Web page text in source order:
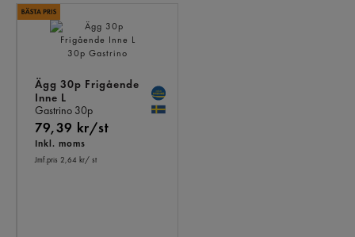
Ägg 30p Frigående
Inne L
Gastrino 30p
79,39 kr/st
Inkl. moms
Jmf.pris 2,64 kr/ st